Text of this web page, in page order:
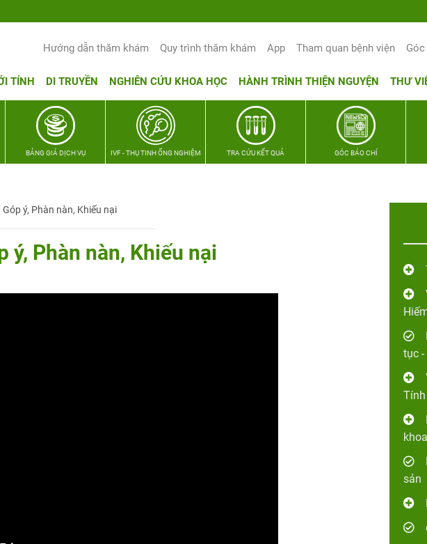
Hướng dẫn thăm khám Quy trình thăm khám App Tham quan bệnh viện
TÍNH DI TRUYỀN NGHIÊN CỨU KHOA HỌC HÀNH TRÌNH THIỆN NGUYỆN THƯ
BẢNG GIÁ DỊCH VỤ IVF - THỤ TINH ỐNG NGHIỆM TRA CỨU KẾT QUẢ GÓC BÁO CHÍ
ý, Phàn nàn, Khiếu nại
ý, Phàn nàn, Khiếu nại
tục -
Tính
sản